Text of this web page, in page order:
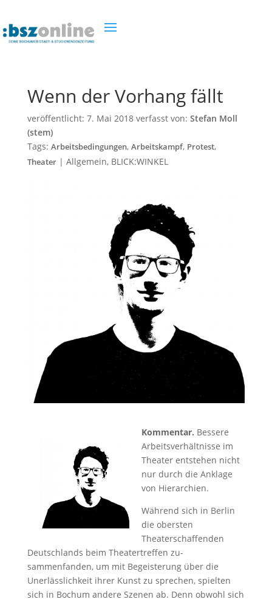
Wenn der Vorhang fällt
veröffentlicht: 7. Mai 2018verfasst von: Stefan Moll
(stem)
Tags: Arbeitsbedingungen, Arbeitskampf, Protest,
Theater| Allgemein, BLICK:WINKEL
Kommentar. Bessere
Arbeitsverhältnisse im
Theater entstehen nicht
nur durch die Anklage
von Hierarchien.
Während sich in Berlin
die obersten
Theaterschaf­fenden
Deutschlands beim Theatertreffen zu­
sammenfanden, um mit Begeisterung über die
Unerläss­lichkeit ihrer Kunst zu sprechen, spielten
sich in Bochum andere Szenen ab. Denn obwohl sich